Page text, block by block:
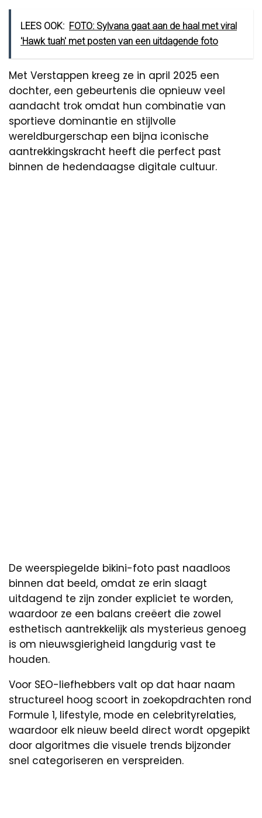
LEES OOK: FOTO: Sylvana gaat aan de haal met viral
'Hawk tuah' met posten van een uitdagende foto
Met Verstappen kreeg ze in april 2025 een
dochter, een gebeurtenis die opnieuw veel
aandacht trok omdat hun combinatie van
sportieve dominantie en stijlvolle
wereldburgerschap een bijna iconische
aantrekkingskracht heeft die perfect past
binnen de hedendaagse digitale cultuur.
De weerspiegelde bikini-foto past naadloos
binnen dat beeld, omdat ze erin slaagt
uitdagend te zijn zonder expliciet te worden,
waardoor ze een balans creëert die zowel
esthetisch aantrekkelijk als mysterieus genoeg
is om nieuwsgierigheid langdurig vast te
houden.
Voor SEO-liefhebbers valt op dat haar naam
structureel hoog scoort in zoekopdrachten rond
Formule 1, lifestyle, mode en celebrityrelaties,
waardoor elk nieuw beeld direct wordt opgepikt
door algoritmes die visuele trends bijzonder
snel categoriseren en verspreiden.